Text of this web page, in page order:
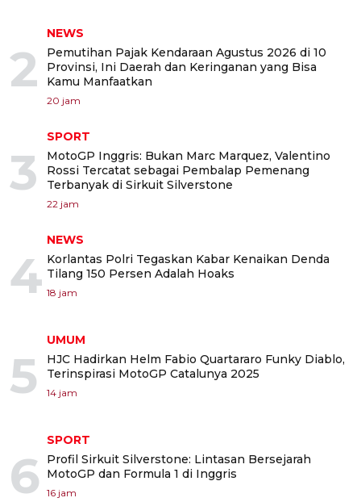
2
NEWS
Pemutihan Pajak Kendaraan Agustus 2026 di 10
Provinsi, Ini Daerah dan Keringanan yang Bisa
Kamu Manfaatkan
20 jam
3
SPORT
MotoGP Inggris: Bukan Marc Marquez, Valentino
Rossi Tercatat sebagai Pembalap Pemenang
Terbanyak di Sirkuit Silverstone
22 jam
4
NEWS
Korlantas Polri Tegaskan Kabar Kenaikan Denda
Tilang 150 Persen Adalah Hoaks
18 jam
5
UMUM
HJC Hadirkan Helm Fabio Quartararo Funky Diablo,
Terinspirasi MotoGP Catalunya 2025
14 jam
6
SPORT
Profil Sirkuit Silverstone: Lintasan Bersejarah
MotoGP dan Formula 1 di Inggris
16 jam